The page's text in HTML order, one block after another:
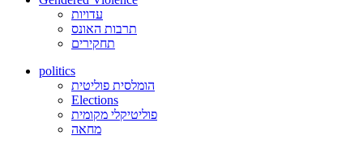
עדויות
תרבות האונס
תחקירים
politics
הומלסית פוליטית
Elections
פוליטיקלי מקומית
מחאה